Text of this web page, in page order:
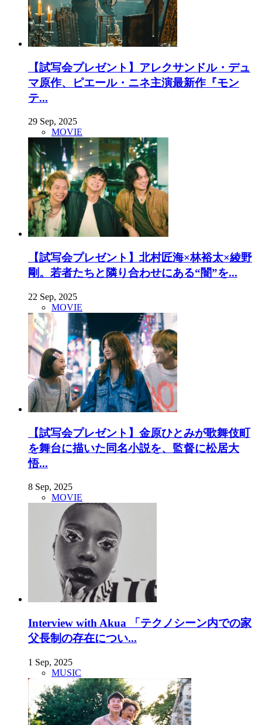
【試写会プレゼント】アレクサンドル・デュ
マ原作、ピエール・ニネ主演最新作『モン
テ...
29 Sep, 2025
MOVIE
【試写会プレゼント】北村匠海×林裕太×綾野
剛。若者たちと隣り合わせにある“闇”を...
22 Sep, 2025
MOVIE
【試写会プレゼント】金原ひとみが歌舞伎町
を舞台に描いた同名小説を、監督に松居大
悟...
8 Sep, 2025
MOVIE
Interview with Akua 「テクノシーン内での家
父長制の存在につい...
1 Sep, 2025
MUSIC